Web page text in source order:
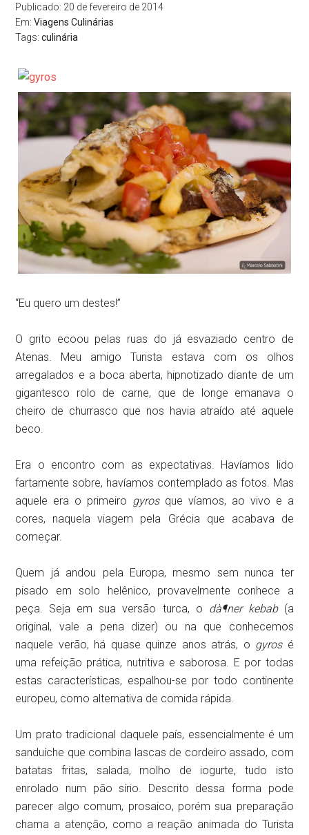
Publicado: 20 de fevereiro de 2014
Em:Viagens Culinárias
Tags:culinária
“Eu quero um destes!”
O grito ecoou pelas ruas do já esvaziado centro de
Atenas. Meu amigo Turista estava com os olhos
arregalados e a boca aberta, hipnotizado diante de um
gigantesco rolo de carne, que de longe emanava o
cheiro de churrasco que nos havia atraído até aquele
beco.
Era o encontro com as expectativas. Havíamos lido
fartamente sobre, havíamos contemplado as fotos. Mas
aquele era o primeiro gyrosque víamos, ao vivo e a
cores, naquela viagem pela Grécia que acabava de
começar.
Quem já andou pela Europa, mesmo sem nunca ter
pisado em solo helênico, provavelmente conhece a
peça. Seja em sua versão turca, o dà¶ner kebab(a
original, vale a pena dizer) ou na que conhecemos
naquele verão, há quase quinze anos atrás, o gyrosé
uma refeição prática, nutritiva e saborosa. E por todas
estas características, espalhou-se por todo continente
europeu, como alternativa de comida rápida.
Um prato tradicional daquele país, essencialmente é um
sanduíche que combina lascas de cordeiro assado, com
batatas fritas, salada, molho de iogurte, tudo isto
enrolado num pão sírio. Descrito dessa forma pode
parecer algo comum, prosaico, porém sua preparação
chama a atenção, como a reação animada do Turista